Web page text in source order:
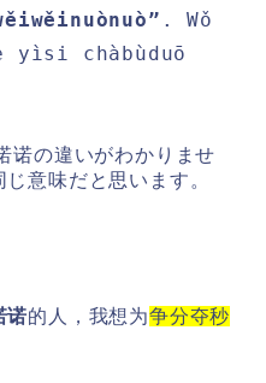
. Wǒ
yìsi chàbùduō
诺の違いがわかりませ
意味だと思います。
诺的人，我想为争分夺秒